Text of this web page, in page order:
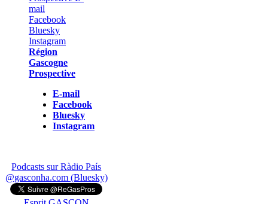
Région
Gascogne
Prospective
E-mail
Facebook
Bluesky
Instagram
Podcasts sur Ràdio País
@gasconha.com (Bluesky)